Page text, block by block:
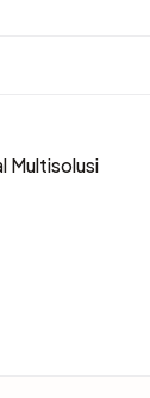
Multisolusi